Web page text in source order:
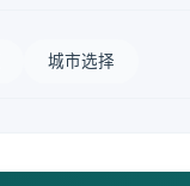
城市选择